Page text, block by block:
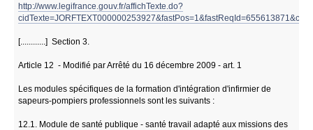
http://www.legifrance.gouv.fr/affichTexte.do?
[............] Section 3.
Article 12 - Modifié par Arrêté du 16 décembre 2009 - art. 1
Les modules spécifiques de la formation d'intégration d'infirmier de
sapeurs-pompiers professionnels sont les suivants :
12.1. Module de santé publique - santé travail adapté aux missions des